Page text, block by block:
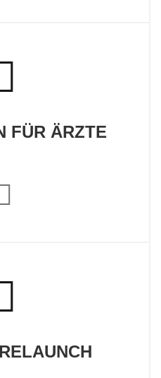
FÜR ÄRZTE